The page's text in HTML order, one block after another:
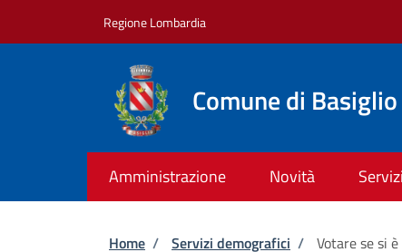
Regione Lombardia
Comune di Basiglio
Amministrazione Novità Servizi
Home / Servizi demografici / Votare se si